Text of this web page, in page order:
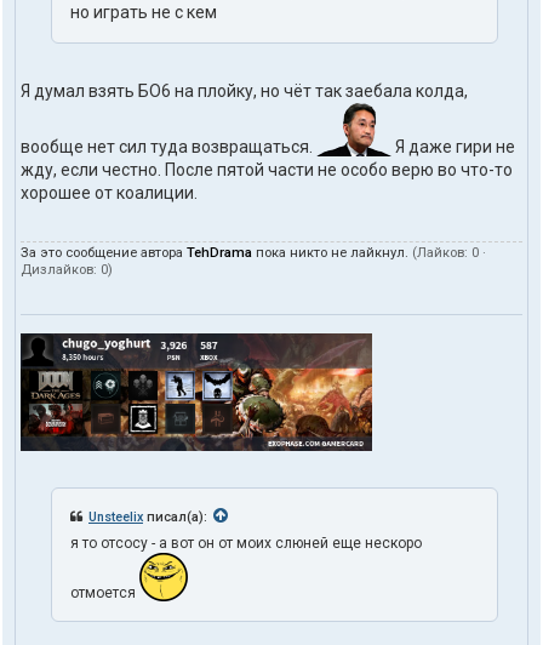
но играть не с кем
Я думал взять БО6 на плойку, но чёт так заебала колда,
вообще нет сил туда возвращаться.
Я даже гири не
жду, если честно. После пятой части не особо верю во что-то
хорошее от коалиции.
За это сообщение автора TehDrama пока никто не лайкнул. (Лайков: 0 ·
Дизлайков: 0)
Unsteelix писал(а):
я то отсосу - а вот он от моих слюней еще нескоро
отмоется